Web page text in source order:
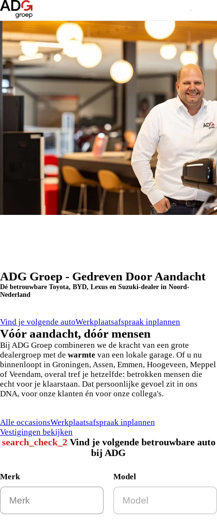
ADG Groep - Gedreven Door Aandacht
Dé betrouwbare Toyota, BYD, Lexus en Suzuki-dealer in Noord-
Nederland
Vind je volgende autoWerkplaatsafspraak inplannen
Vóór aandacht, dóór mensen
Bij ADG Groep combineren we de kracht van een grote
dealergroep met de warmte van een lokale garage. Of u nu
binnenloopt in Groningen, Assen, Emmen, Hoogeveen, Meppel
of Veendam, overal tref je hetzelfde: betrokken mensen die
echt voor je klaarstaan. Dat persoonlijke gevoel zit in ons
DNA, voor onze klanten én voor onze collega's.
Alle occasionsWerkplaatsafspraak inplannen
Vestigingen bekijken
search_check_2Vind je volgende betrouwbare auto
bij ADG
Merk Model